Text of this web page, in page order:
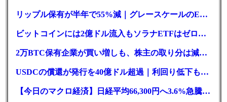
リップル保有が半年で55%減｜グレースケールのETF、純資産1.6億ドル減
ビットコインには2億ドル流入もソラナETFはゼロ｜5営業日連続で停止
2万BTC保有企業が買い増しも、株主の取り分は減少｜目標と逆行
USDCの償還が発行を40億ドル超過｜利回り低下も収益は増加
【今日のマクロ経済】日経平均66,300円へ3.6%急騰もAI投資回収懸念が再燃